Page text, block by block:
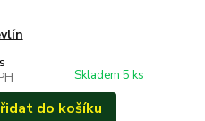
Skladem 5 ks
do košíku